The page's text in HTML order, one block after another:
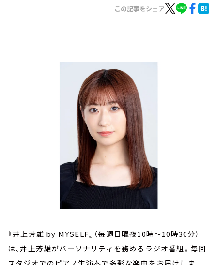
イベント・グッズ
この記事をシェア
『井上芳雄 by MYSELF』（毎週日曜夜10時～10時30分）
は、井上芳雄がパーソナリティを務めるラジオ番組。毎回
スタジオでのピアノ生演奏で多彩な楽曲をお届けしま